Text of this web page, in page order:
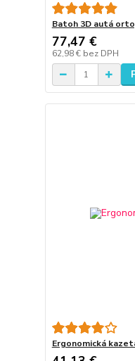
Batoh 3D autá
77,47 €
62,98 € bez DPH
Ergonomická